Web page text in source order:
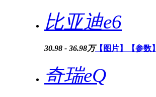
比亚迪e6
30.98 - 36.98万【图片】 【参数】
奇瑞eQ